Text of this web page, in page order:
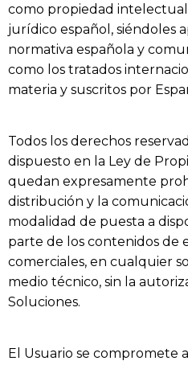
como propiedad
jurídico español, siéndoles
normativa española y
como los tratados
materia y suscritos por
Todos los derechos
dispuesto en la Ley de
quedan expresamente
distribución y la
modalidad de puesta a
parte de los contenidos de
comerciales, en cualquier
medio técnico, sin la
Soluciones.
El Usuario se compromete